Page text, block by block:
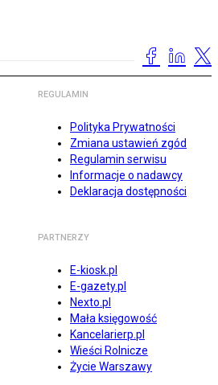
REGULAMIN
Polityka Prywatności
Zmiana ustawień zgód
Regulamin serwisu
Informacje o nadawcy
Deklaracja dostępności
PARTNERZY
E-kiosk.pl
E-gazety.pl
Nexto.pl
Mała księgowość
Kancelarierp.pl
Wieści Rolnicze
Życie Warszawy